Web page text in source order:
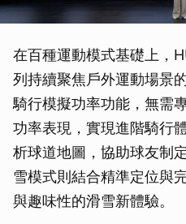
在百種運動模式基礎上，
列持續聚焦戶外運動場景
騎行模擬功率功能，無需
功率表現，實現進階騎行
析球道地圖，協助球友制
雪模式則結合精準定位與
與趣味性的滑雪新體驗。